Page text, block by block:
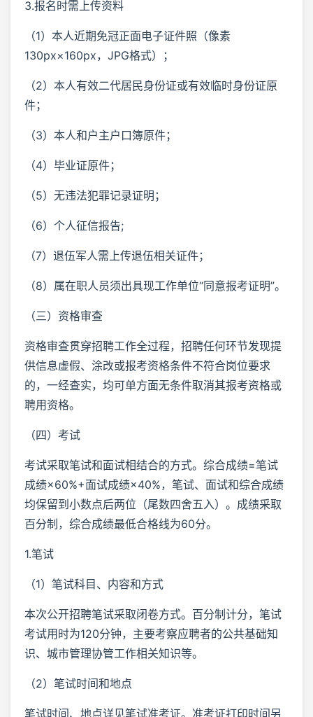
3.报名时需上传资料
（1）本人近期免冠正面电子证件照（像素
130px×160px，JPG格式）；
（2）本人有效二代居民身份证或有效临时身份证原
件；
（3）本人和户主户口簿原件；
（4）毕业证原件；
（5）无违法犯罪记录证明；
（6）个人征信报告;
（7）退伍军人需上传退伍相关证件；
（8）属在职人员须出具现工作单位“同意报考证明”。
（三）资格审查
资格审查贯穿招聘工作全过程，招聘任何环节发现提
供信息虚假、涂改或报考资格条件不符合岗位要求
的，一经查实，均可单方面无条件取消其报考资格或
聘用资格。
（四）考试
考试采取笔试和面试相结合的方式。综合成绩=笔试
成绩×60%+面试成绩×40%，笔试、面试和综合成绩
均保留到小数点后两位（尾数四舍五入）。成绩采取
百分制，综合成绩最低合格线为60分。
1.笔试
（1）笔试科目、内容和方式
本次公开招聘笔试采取闭卷方式。百分制计分，笔试
考试用时为120分钟，主要考察应聘者的公共基础知
识、城市管理协管工作相关知识等。
（2）笔试时间和地点
笔试时间、地点详见笔试准考证。准考证打印时间另